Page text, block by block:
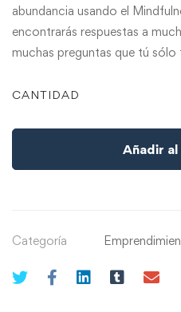
abundancia usando el
encontrarás respuestas a
muchas preguntas que tú sólo
CANTIDAD
Añadir
Categoría